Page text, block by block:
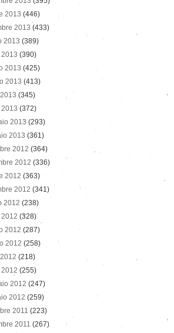
2013 (446)
2013 (433)
2013 (389)
(390)
2013 (425)
2013 (413)
(345)
2013 (372)
2013 (293)
2013 (361)
2012 (364)
2012 (336)
2012 (363)
2012 (341)
2012 (238)
(328)
2012 (287)
2012 (258)
(218)
2012 (255)
2012 (247)
2012 (259)
2011 (223)
2011 (267)